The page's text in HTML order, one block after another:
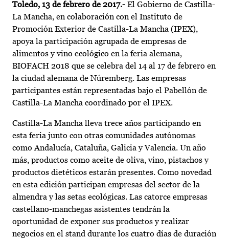
Toledo, 13 de febrero de 2017.- El Gobierno de Castilla-
La Mancha, en colaboración con el Instituto de
Promoción Exterior de Castilla-La Mancha (IPEX),
apoya la participación agrupada de empresas de
alimentos y vino ecológico en la feria alemana,
BIOFACH 2018 que se celebra del 14 al 17 de febrero en
la ciudad alemana de Núremberg. Las empresas
participantes están representadas bajo el Pabellón de
Castilla-La Mancha coordinado por el IPEX.
Castilla-La Mancha lleva trece años participando en
esta feria junto con otras comunidades autónomas
como Andalucía, Cataluña, Galicia y Valencia. Un año
más, productos como aceite de oliva, vino, pistachos y
productos dietéticos estarán presentes. Como novedad
en esta edición participan empresas del sector de la
almendra y las setas ecológicas. Las catorce empresas
castellano-manchegas asistentes tendrán la
oportunidad de exponer sus productos y realizar
negocios en el stand durante los cuatro días de duración